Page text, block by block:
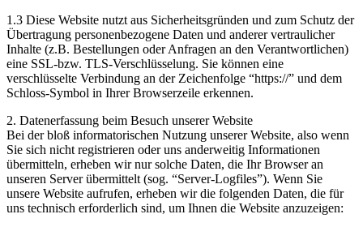
1.3 Diese Website nutzt aus Sicherheitsgründen und zum Schutz der
Übertragung personenbezogene Daten und anderer vertraulicher
Inhalte (z.B. Bestellungen oder Anfragen an den Verantwortlichen)
eine SSL-bzw. TLS-Verschlüsselung. Sie können eine
verschlüsselte Verbindung an der Zeichenfolge “https://” und dem
Schloss-Symbol in Ihrer Browserzeile erkennen.
2. Datenerfassung beim Besuch unserer Website
Bei der bloß informatorischen Nutzung unserer Website, also wenn
Sie sich nicht registrieren oder uns anderweitig Informationen
übermitteln, erheben wir nur solche Daten, die Ihr Browser an
unseren Server übermittelt (sog. “Server-Logfiles”). Wenn Sie
unsere Website aufrufen, erheben wir die folgenden Daten, die für
uns technisch erforderlich sind, um Ihnen die Website anzuzeigen: